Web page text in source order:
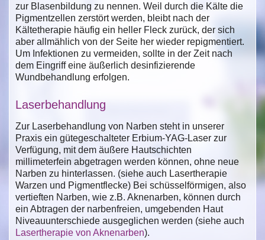
zur Blasenbildung zu nennen. Weil durch die Kälte die
Pigmentzellen zerstört werden, bleibt nach der
Kältetherapie häufig ein heller Fleck zurück, der sich
aber allmählich von der Seite her wieder repigmentiert.
Um Infektionen zu vermeiden, sollte in der Zeit nach
dem Eingriff eine äußerlich desinfizierende
Wundbehandlung erfolgen.
Laserbehandlung
Zur Laserbehandlung von Narben steht in unserer
Praxis ein gütegeschalteter Erbium-YAG-Laser zur
Verfügung, mit dem äußere Hautschichten
millimeterfein abgetragen werden können, ohne neue
Narben zu hinterlassen. (siehe auch Lasertherapie
Warzen und Pigmentflecke) Bei schüsselförmigen, also
vertieften Narben, wie z.B. Aknenarben, können durch
ein Abtragen der narbenfreien, umgebenden Haut
Niveauunterschiede ausgeglichen werden (siehe auch
Lasertherapie von Aknenarben).